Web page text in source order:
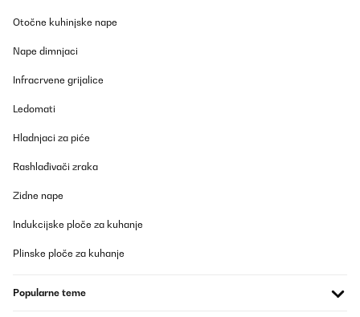
Schnelle Lieferung .Tolle Kaffeemaschine
Amazon-Benutzer
Prevedi
Just got the machine and im very disappointed. The coffee
microwave. Not sure if it's something wrong with the coffee
===============================
Dear customer,
Otočne kuhinjske nape
Nape dimnjaci
Infracrvene grijalice
Ledomati
Hladnjaci za piće
Rashlađivači zraka
Zidne nape
Indukcijske ploče za kuhanje
Plinske ploče za kuhanje
Popularne teme